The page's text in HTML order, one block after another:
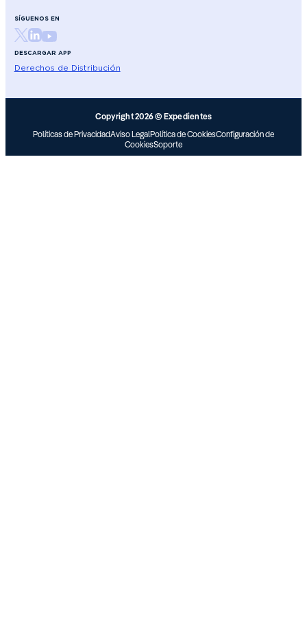
SÍGUENOS EN
DESCARGAR APP
Derechos de Distribución
Copyright 2026 © Expedientes
Políticas de PrivacidadAviso LegalPolítica de CookiesConfiguración de
CookiesSoporte